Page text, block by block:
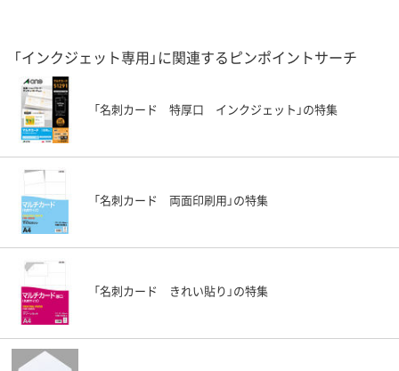
「インクジェット専用」に関連するピンポイントサーチ
「名刺カード 特厚口 インクジェット」の特集
「名刺カード 両面印刷用」の特集
「名刺カード きれい貼り」の特集